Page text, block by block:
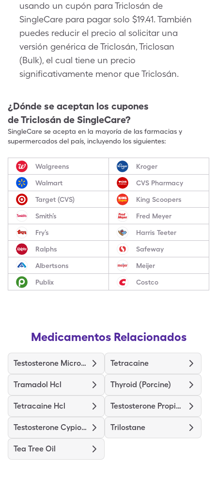
usando un cupón para Triclosán de
SingleCare para pagar solo $19.41. También
puedes reducir el precio al solicitar una
versión genérica de Triclosán, Triclosan
(Bulk), el cual tiene un precio
significativamente menor que Triclosán.
¿Dónde se aceptan los cupones
deTriclosán de SingleCare?
SingleCare se acepta en la mayoría de las farmacias y
supermercados del país, incluyendo los siguientes:
Walgreens Kroger
Walmart CVS Pharmacy
Target (CVS) King Scoopers
Smith’s Fred Meyer
Fry’s Harris Teeter
Ralphs Safeway
Albertsons Meijer
Publix Costco
Medicamentos Relacionados
Testosterone Micronized Tetracaine
Tramadol Hcl Thyroid (Porcine)
Tetracaine Hcl Testosterone Propionate
Testosterone Cypionate Trilostane
Tea Tree Oil